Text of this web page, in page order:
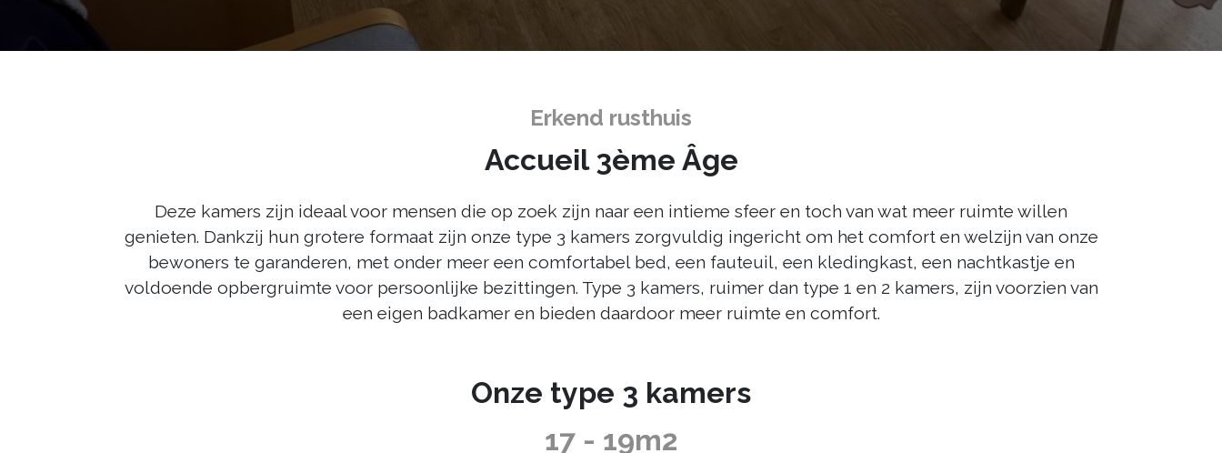
Erkend rusthuis
Accueil 3ème Âge
Deze kamers zijn ideaal voor mensen die op zoek zijn naar een intieme sfeer en toch van wat meer ruimte willen
genieten. Dankzij hun grotere formaat zijn onze type 3 kamers zorgvuldig ingericht om het comfort en welzijn van onze
bewoners te garanderen, met onder meer een comfortabel bed, een fauteuil, een kledingkast, een nachtkastje en
voldoende opbergruimte voor persoonlijke bezittingen. Type 3 kamers, ruimer dan type 1 en 2 kamers, zijn voorzien van
een eigen badkamer en bieden daardoor meer ruimte en comfort.
Onze type 3 kamers
17 - 19m2